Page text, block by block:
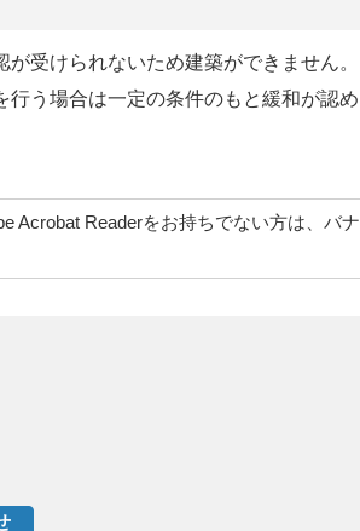
受けられないため建築ができません。
う場合は一定の条件のもと緩和が認め
Acrobat Readerをお持ちでない方は、バ